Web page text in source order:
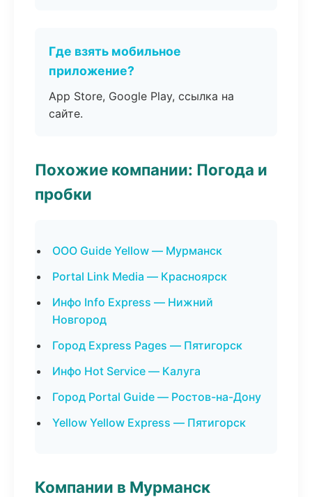
Где взять мобильное
приложение?
App Store, Google Play, ссылка на
сайте.
Похожие компании: Погода и
пробки
ООО Guide Yellow — Мурманск
Portal Link Media — Красноярск
Инфо Info Express — Нижний
Новгород
Город Express Pages — Пятигорск
Инфо Hot Service — Калуга
Город Portal Guide — Ростов-на-Дону
Yellow Yellow Express — Пятигорск
Компании в Мурманск